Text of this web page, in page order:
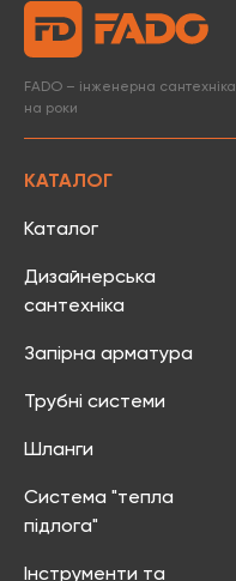
FADO – інженерна сантехніка
на роки
КАТАЛОГ
Каталог
Дизайнерська
сантехніка
Запірна арматура
Трубні системи
Шланги
Система "тепла
підлога"
Інструменти та